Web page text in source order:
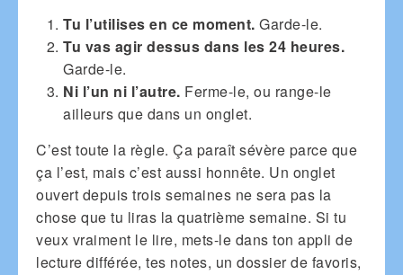
Tu l’utilises en ce moment. Garde-le.
Tu vas agir dessus dans les 24 heures.
Garde-le.
Ni l’un ni l’autre. Ferme-le, ou range-le
ailleurs que dans un onglet.
C’est toute la règle. Ça paraît sévère parce que
ça l’est, mais c’est aussi honnête. Un onglet
ouvert depuis trois semaines ne sera pas la
chose que tu liras la quatrième semaine. Si tu
veux vraiment le lire, mets-le dans ton appli de
lecture différée, tes notes, un dossier de favoris,